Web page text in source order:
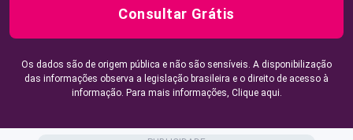
Consultar Grátis
Os dados são de origem pública e não são sensíveis. A disponibilização
das informações observa a legislação brasileira e o direito de acesso à
informação. Para mais informações, Clique aqui.